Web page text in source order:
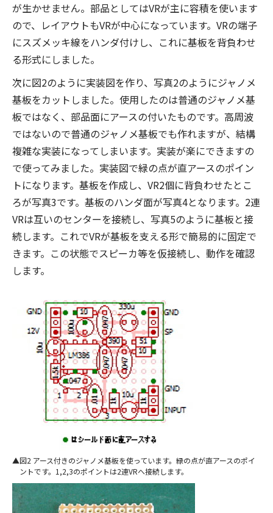
が生かせません。部品としてはVRが主に容積を使います
ので、レイアウトもVRが中心になっています。VRの端子
にスズメッキ線をハンダ付けし、これに基板を背負わせ
る形式にしました。
次に図2のように実装図を作り、写真2のようにジャノメ
基板をカットしました。使用したのは普通のジャノメ基
板ではなく、部品面にアースの付いたものです。高周波
ではないので普通のジャノメ基板でも作れますが、結構
複雑な実装になってしまいます。実装が楽にできますの
で使ってみました。実装図で緑の点が直アースのポイン
トになります。基板を作成し、VR2個に背負わせたとこ
ろが写真3です。基板のハンダ面が写真4となります。2連
VRは互いのセンターを接続し、写真5のように基板と接
続します。これでVRが基板を支える形で簡易的に固定で
きます。この状態でスピーカ等を仮接続し、動作を確認
します。
図2 アース付きのジャノメ基板を使っています。緑の点が直アースのポイ
ントです。1,2,3のポイントは2連VRへ接続します。